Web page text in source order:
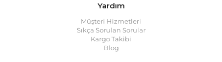
Yardım
Müşteri Hizmetleri
Sıkça Sorulan Sorular
Kargo Takibi
Blog